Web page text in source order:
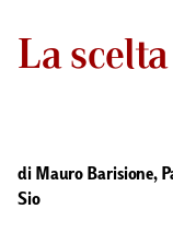
La
di Mauro Barisione,
Sio